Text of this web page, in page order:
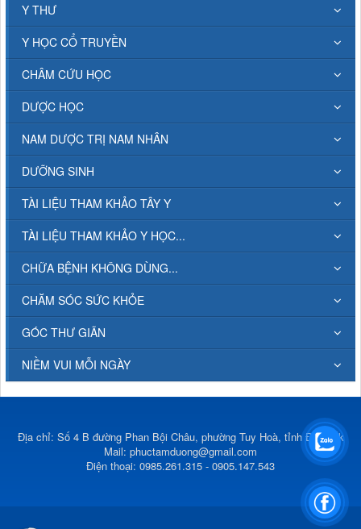
Y THƯ
Y HỌC CỔ TRUYỀN
CHÂM CỨU HỌC
DƯỢC HỌC
NAM DƯỢC TRỊ NAM NHÂN
DƯỠNG SINH
TÀI LIỆU THAM KHẢO TÂY Y
TÀI LIỆU THAM KHẢO Y HỌC...
CHỮA BỆNH KHÔNG DÙNG...
CHĂM SÓC SỨC KHỎE
GÓC THƯ GIÃN
NIỀM VUI MỖI NGÀY
Địa chỉ: Số 4 B đường Phan Bội Châu, phường Tuy Hoà, tỉnh Đắk Lắk
Mail: phuctamduong@gmail.com
Điện thoại: 0985.261.315 - 0905.147.543